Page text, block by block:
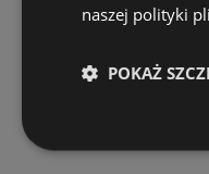
naszej polityki
POKAŻ